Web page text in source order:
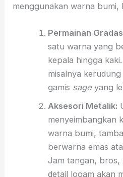
menggunakan warna bumi,
Permainan
satu warna yang
kepala hingga
misalnya kerudung
gamis sageyang
Aksesori Metalik:
menyeimbangkan
warna bumi,
berwarna emas
Jam tangan, bros,
detail logam akan